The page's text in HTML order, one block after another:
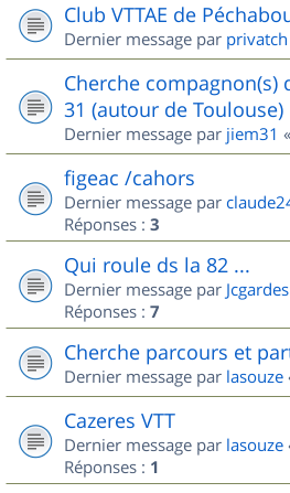
Club VTTAE de
Dernier message par privatch
Cherche compagnon(s)
31 (autour de Toulouse)
Dernier message par jiem31 «
figeac /cahors
Dernier message par
Réponses : 3
Qui roule ds la 82 ...
Dernier message par Jcgardes
Réponses : 7
Cherche parcours et
Dernier message par lasouze
Cazeres VTT
Dernier message par lasouze
Réponses : 1